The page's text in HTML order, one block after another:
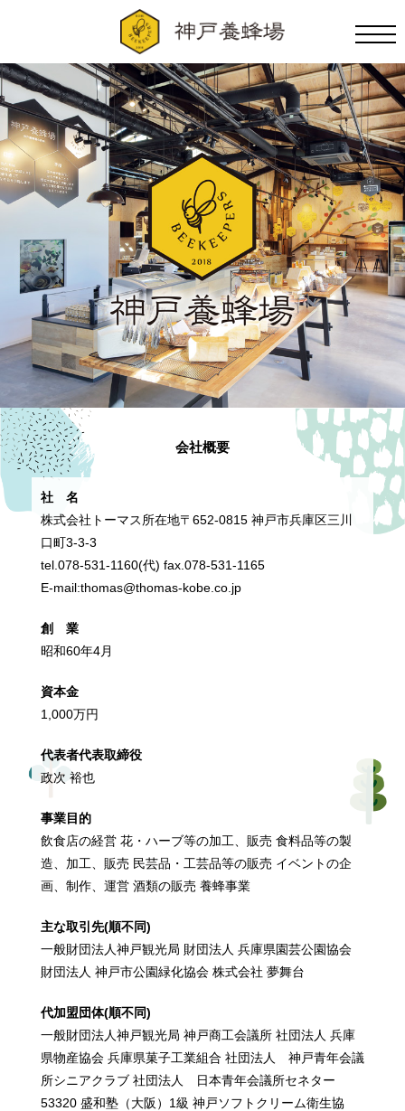
会社概要
社 名
株式会社トーマス所在地〒652-0815 神戸市兵庫区三川
口町3-3-3
tel.078-531-1160(代) fax.078-531-1165
E-mail:thomas@thomas-kobe.co.jp
創 業
昭和60年4月
資本金
1,000万円
代表者代表取締役
政次 裕也
事業目的
飲食店の経営 花・ハーブ等の加工、販売 食料品等の製
造、加工、販売 民芸品・工芸品等の販売 イベントの企
画、制作、運営 酒類の販売 養蜂事業
主な取引先(順不同)
一般財団法人神戸観光局 財団法人 兵庫県園芸公園協会
財団法人 神戸市公園緑化協会 株式会社 夢舞台
代加盟団体(順不同)
一般財団法人神戸観光局 神戸商工会議所 社団法人 兵庫
県物産協会 兵庫県菓子工業組合 社団法人 神戸青年会議
所シニアクラブ 社団法人 日本青年会議所セネター
53320 盛和塾（大阪）1級 神戸ソフトクリーム衛生協